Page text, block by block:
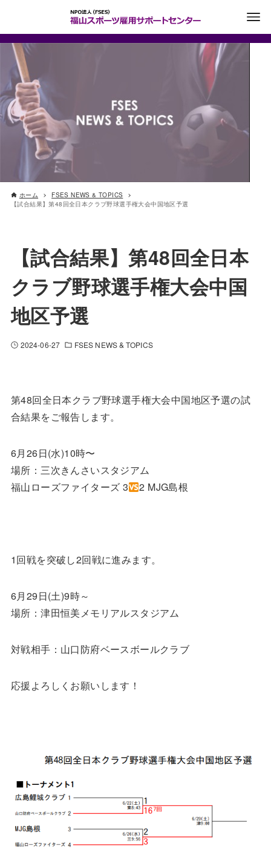
ホーム
FSES NEWS & TOPICS
【試合結果】第48回全日本クラブ野球選手権大会中国地区予選
【試合結果】第48回全日本
クラブ野球選手権大会中国
地区予選
2024-06-27 FSES NEWS & TOPICS
第48回全日本クラブ野球選手権大会中国地区予選の試
合結果をご報告します。
6月26日(水)10時〜
場所：三次きんさいスタジアム
福山ローズファイターズ 3
2 MJG島根
1回戦を突破し2回戦に進みます。
6月29日(土)9時～
場所：津田恒美メモリアルスタジアム
対戦相手：山口防府ベースボールクラブ
応援よろしくお願いします！